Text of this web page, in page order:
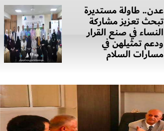
عدن.. طاولة مستديرة
تبحث تعزيز مشاركة
النساء في صنع القرار
ودعم تمثيلهن في
مسارات السلام